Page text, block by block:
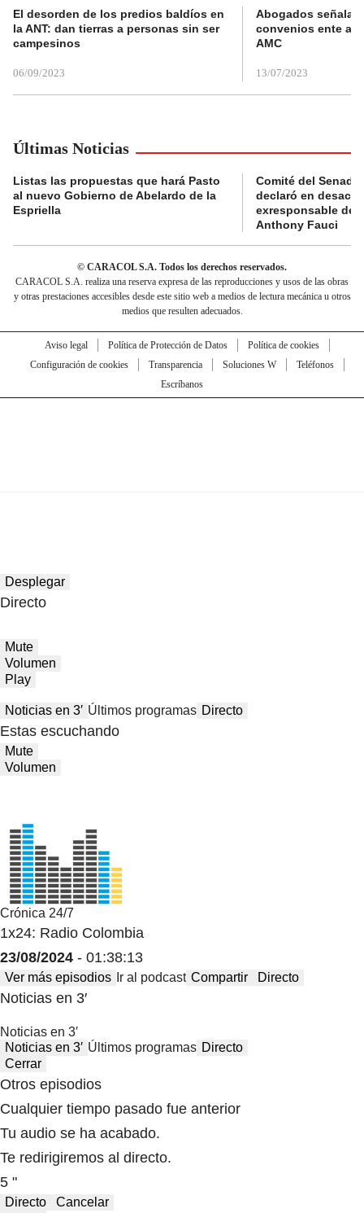
El desorden de los predios baldíos en
la ANT: dan tierras a personas sin ser
campesinos
06/09/2023
Abogados
convenios ente
AMC
13/07/2023
Últimas Noticias
Listas las propuestas que hará Pasto
al nuevo Gobierno de Abelardo de la
Espriella
Comité del Senado
declaró en
exresponsable de
Anthony Fauci
© CARACOL S.A. Todos los derechos reservados.
CARACOL S.A. realiza una reserva expresa de las reproducciones y usos de las obras
y otras prestaciones accesibles desde este sitio web a medios de lectura mecánica u otros
medios que resulten adecuados.
Aviso legal Política de Protección de Datos
Política de cookies
Configuración de cookies
Transparencia Soluciones W
Teléfonos
Escríbanos
Desplegar
Directo
Mute
Volumen
Play
Noticias en 3′ Últimos programas Directo
Estas escuchando
Mute
Volumen
Crónica 24/7
1x24: Radio Colombia
23/08/2024 - 01:38:13
Ver más episodios Ir al podcast Compartir Directo
Noticias en 3′
Noticias en 3′
Noticias en 3′ Últimos programas Directo
Cerrar
Otros episodios
Cualquier tiempo pasado fue anterior
Tu audio se ha acabado.
Te redirigiremos al directo.
5 "
Directo
Cancelar